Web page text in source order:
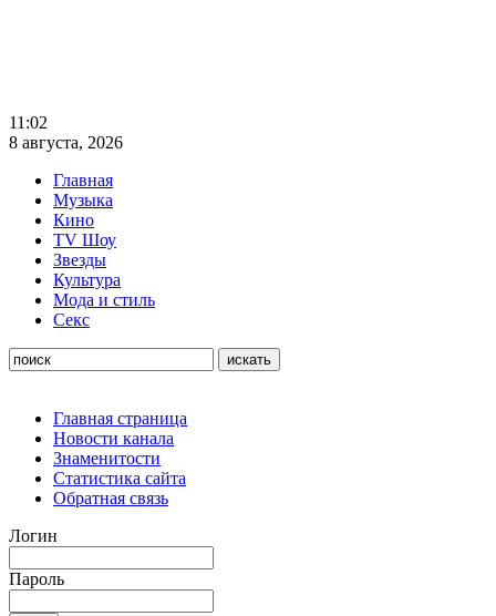
11:02
8 августа, 2026
Главная
Музыка
Кино
TV Шоу
Звезды
Культура
Мода и стиль
Секс
Главная страница
Новости канала
Знаменитости
Статистика сайта
Обратная связь
Логин
Пароль